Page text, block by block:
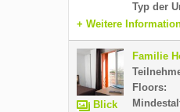
Typ der
+ Weitere
Blick
Familie
Floors: